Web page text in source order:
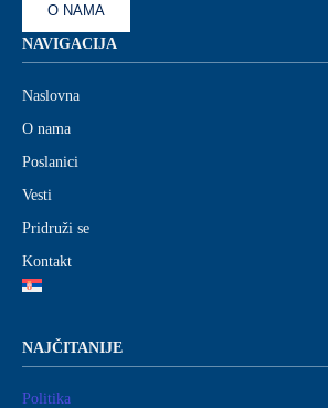
O NAMA
NAVIGACIJA
Naslovna
O nama
Poslanici
Vesti
Pridruži se
Kontakt
NAJČITANIJE
Politika